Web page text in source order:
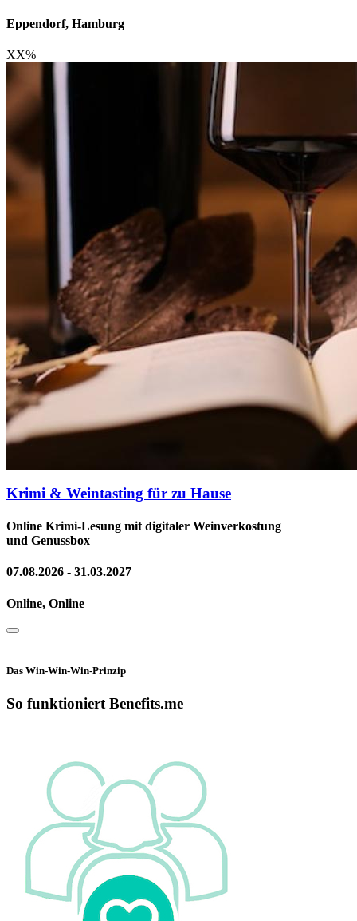
Eppendorf, Hamburg
XX%
Krimi & Weintasting für zu Hause
Online Krimi-Lesung mit digitaler Weinverkostung
und Genussbox
07.08.2026 - 31.03.2027
Online, Online
Das Win-Win-Win-Prinzip
So funktioniert Benefits.me